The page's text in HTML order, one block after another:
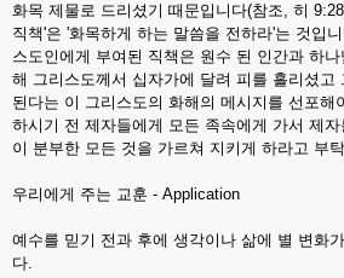
화목 제물로 드리셨기 때문입니다(참조, 히
직책'은 '화목하게 하는 말씀을 전하라'는 것입
스도인에게 부여된 직책은 원수 된 인간과 하
해 그리스도께서 십자가에 달려 피를 흘리셨고
된다는 이 그리스도의 화해의 메시지를 선포해
하시기 전 제자들에게 모든 족속에게 가서 제
이 분부한 모든 것을 가르쳐 지키게 하라고 부
우리에게 주는 교훈 - Application
예수를 믿기 전과 후에 생각이나 삶에 별 변화
다.